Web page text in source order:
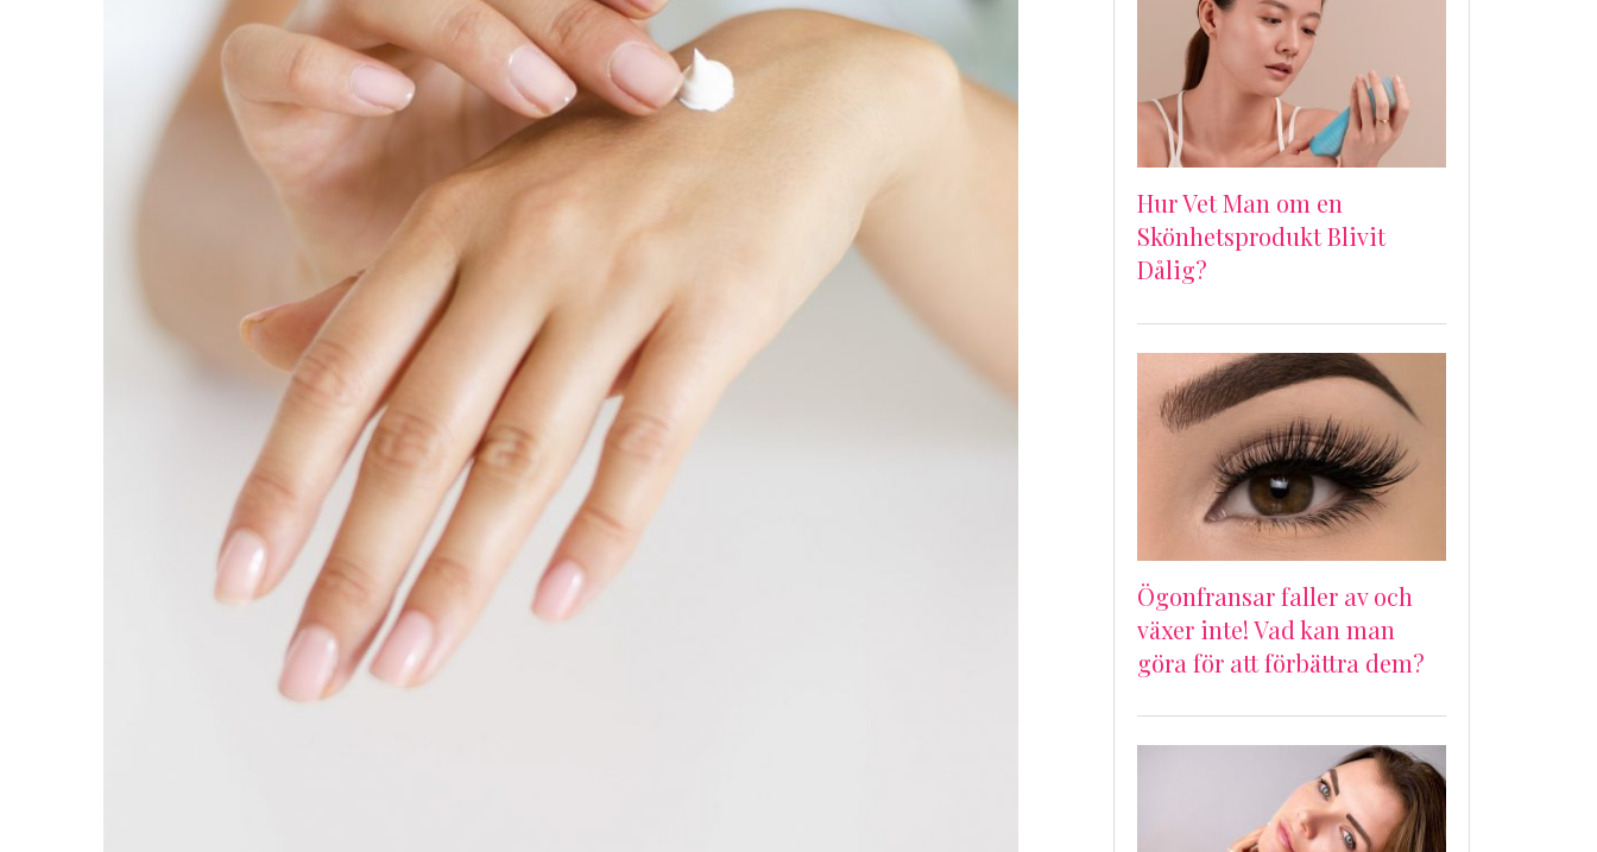
Hur Vet Man om en
Skönhetsprodukt Blivit
Dålig?
Ögonfransar faller av och
växer inte! Vad kan man
göra för att förbättra dem?